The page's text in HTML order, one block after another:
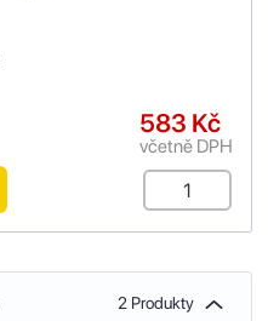
583 Kč
včetně DPH
2 Produkty